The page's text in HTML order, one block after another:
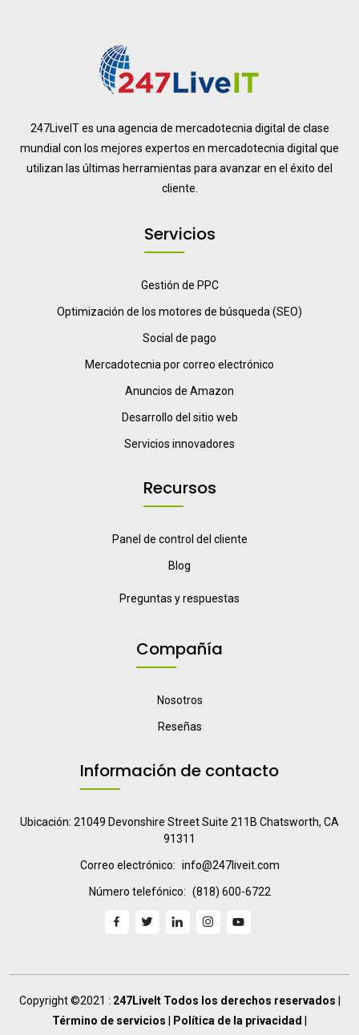
247LiveIT es una agencia de mercadotecnia digital de clase
mundial con los mejores expertos en mercadotecnia digital que
utilizan las últimas herramientas para avanzar en el éxito del
cliente.
Servicios
Gestión de PPC
Optimización de los motores de búsqueda (SEO)
Social de pago
Mercadotecnia por correo electrónico
Anuncios de Amazon
Desarrollo del sitio web
Servicios innovadores
Recursos
Panel de control del cliente
Blog
Preguntas y respuestas
Compañía
Nosotros
Reseñas
Información de contacto
Ubicación: 21049 Devonshire Street Suite 211B Chatsworth, CA
91311
Correo electrónico: info@247liveit.com
Número telefónico: (818) 600-6722
Copyright ©2021 : 247LiveIt Todos los derechos reservados
Término de servicios
Política de la privacidad